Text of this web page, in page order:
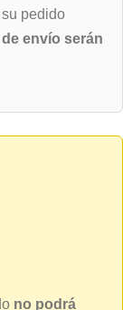
pedido
envío serán
no podrá